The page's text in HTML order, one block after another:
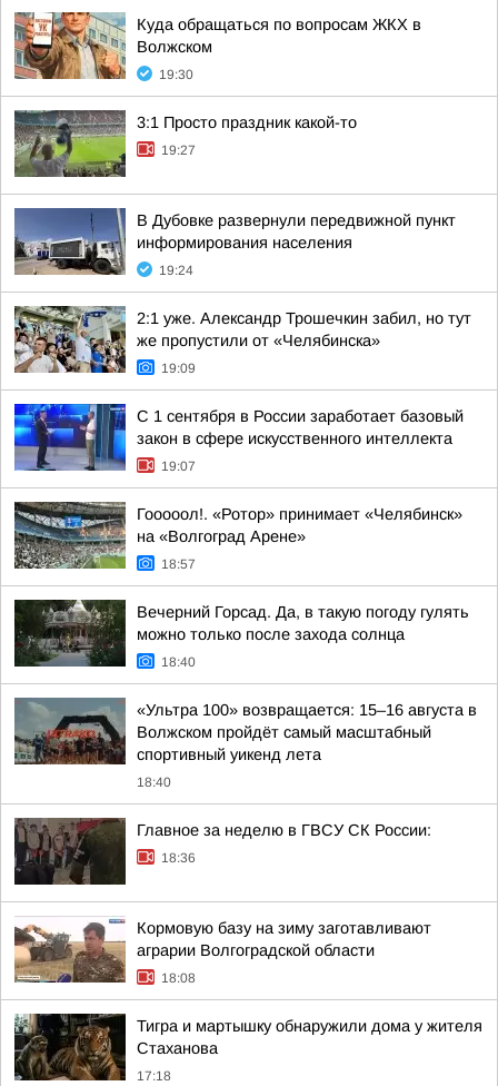
Куда обращаться по вопросам ЖКХ в
Волжском
19:30
3:1 Просто праздник какой-то
19:27
В Дубовке развернули передвижной пункт
информирования населения
19:24
2:1 уже. Александр Трошечкин забил, но тут
же пропустили от «Челябинска»
19:09
С 1 сентября в России заработает базовый
закон в сфере искусственного интеллекта
19:07
Гооооол!. «Ротор» принимает «Челябинск»
на «Волгоград Арене»
18:57
Вечерний Горсад. Да, в такую погоду гулять
можно только после захода солнца
18:40
«Ультра 100» возвращается: 15–16 августа в
Волжском пройдёт самый масштабный
спортивный уикенд лета
18:40
Главное за неделю в ГВСУ СК России:
18:36
Кормовую базу на зиму заготавливают
аграрии Волгоградской области
18:08
Тигра и мартышку обнаружили дома у жителя
Стаханова
17:18